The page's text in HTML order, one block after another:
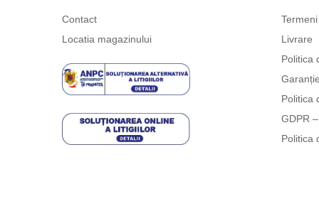
Contact
Locatia magazinului
Livrare
Politica
Garanție
Politica
GDPR
Politica